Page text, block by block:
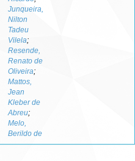
Junqueira,
Nilton
Tadeu
Vilela;
Resende,
Renato de
Oliveira;
Mattos,
Jean
Kleber de
Abreu;
Melo,
Berildo de